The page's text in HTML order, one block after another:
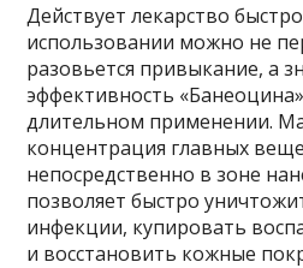
Действует лекарство
использовании можно не
разовьется привыкание, а
эффективность
длительном применении.
концентрация главных
непосредственно в зоне
позволяет быстро
инфекции, купировать
и восстановить кожные